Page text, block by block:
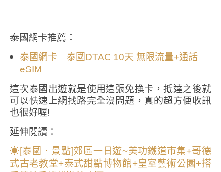
泰國網卡推薦：
泰國網卡｜泰國DTAC 10天 無限流量+通話
eSIM
這次泰國出遊就是使用這張免換卡，抵達之後就
可以快速上網找路完全沒問題，真的超方便收訊
也很好喔!
延伸閱讀：
☀[泰國．景點]郊區一日遊~美功鐵道市集+哥德
式古老教堂+泰式甜點博物館+皇室藝術公園+搭